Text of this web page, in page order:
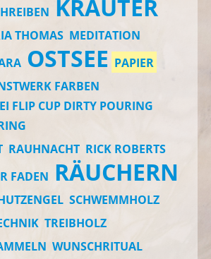
KRÄUTER
THOMAS MEDITATION
OSTSEE PAPIER
FARBEN
FLIP CUP DIRTY POURING
RAUHNACHT RICK ROBERTS
FADEN RÄUCHERN
SCHWEMMHOLZ
TREIBHOLZ
WUNSCHRITUAL